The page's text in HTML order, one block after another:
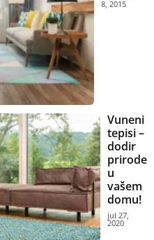
8, 2015
Vuneni
tepisi –
dodir
prirode
u
vašem
domu!
jul 27,
2020